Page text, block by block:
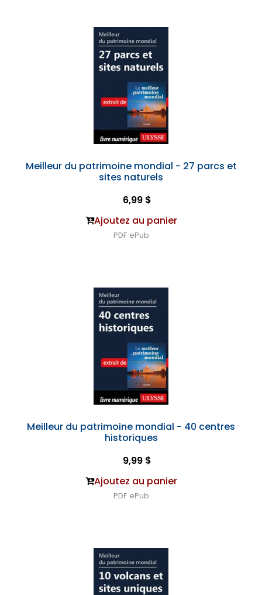
Meilleur du patrimoine mondial - 27 parcs et
sites naturels
6,99 $
Ajoutez au panier
PDF ePub
Meilleur du patrimoine mondial - 40 centres
historiques
9,99 $
Ajoutez au panier
PDF ePub